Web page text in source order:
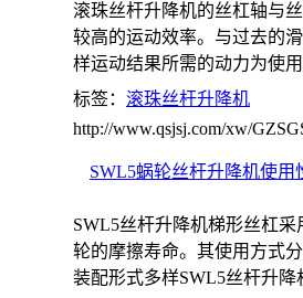
滚珠丝杆升降机的丝杠轴与
较高的运动效率。与过去的
样运动结果所需的动力为使
标签： 滚珠丝杆升降机
http://www.qsjsj.com/xw/
SWL5蜗轮丝杆升降机使用
SWL5丝杆升降机梯形丝杠
轮的摩擦寿命。其使用方式
装配形式多样SWL5丝杆升